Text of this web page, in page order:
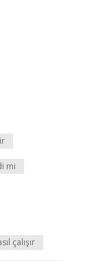
mi
çalışır